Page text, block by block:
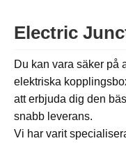
Electric
Du kan vara säker på
elektriska
att erbjuda dig den
snabb leverans.
Vi har varit